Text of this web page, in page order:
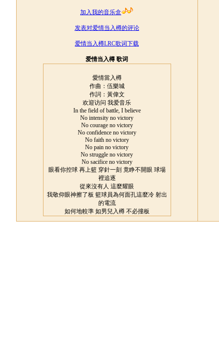
加入我的音乐盒
发表对爱情当入樽的评论
爱情当入樽LRC歌词下载
爱情当入樽 歌词
愛情當入樽
作曲：伍樂城
作詞：黃偉文
欢迎访问 我爱音乐
In the field of battle, I believe
No intensity no victory
No courage no victory
No confidence no victory
No faith no victory
No pain no victory
No struggle no victory
No sacifice no victory
眼看你控球 再上籃 穿針一刻 竟睁不開眼 球場
裡追逐
從來沒有人 這麼耀眼
我敬仰眼神擦了板 籃球員為何面孔這麼冷 射出
的電流
如何地較準 如男兒入樽 不必撞板
這競賽到現在 你入球最多 愛情 讓你投入過麼 ?